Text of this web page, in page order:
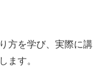
方を学び、実際に講
ます。